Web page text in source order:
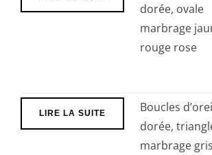
dorée, ovale
marbrage
rouge rose
LIRE LA SUITE
Boucles
dorée,
marbrage gris